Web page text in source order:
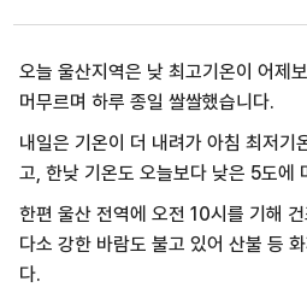
오늘 울산지역은 낮 최고기온이 어제
머무르며 하루 종일 쌀쌀했습니다.
내일은 기온이 더 내려가 아침 최저기
고, 한낮 기온도 오늘보다 낮은 5도에
한편 울산 전역에 오전 10시를 기해
다소 강한 바람도 불고 있어 산불 등
다.